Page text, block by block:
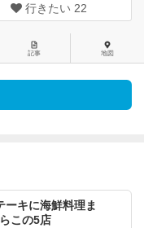
行きたい 22
記事 地図
ーキに海鮮料理ま
この5店